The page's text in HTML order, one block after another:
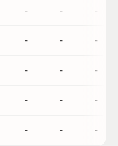
- - -
- - -
- - -
- - -
- - -